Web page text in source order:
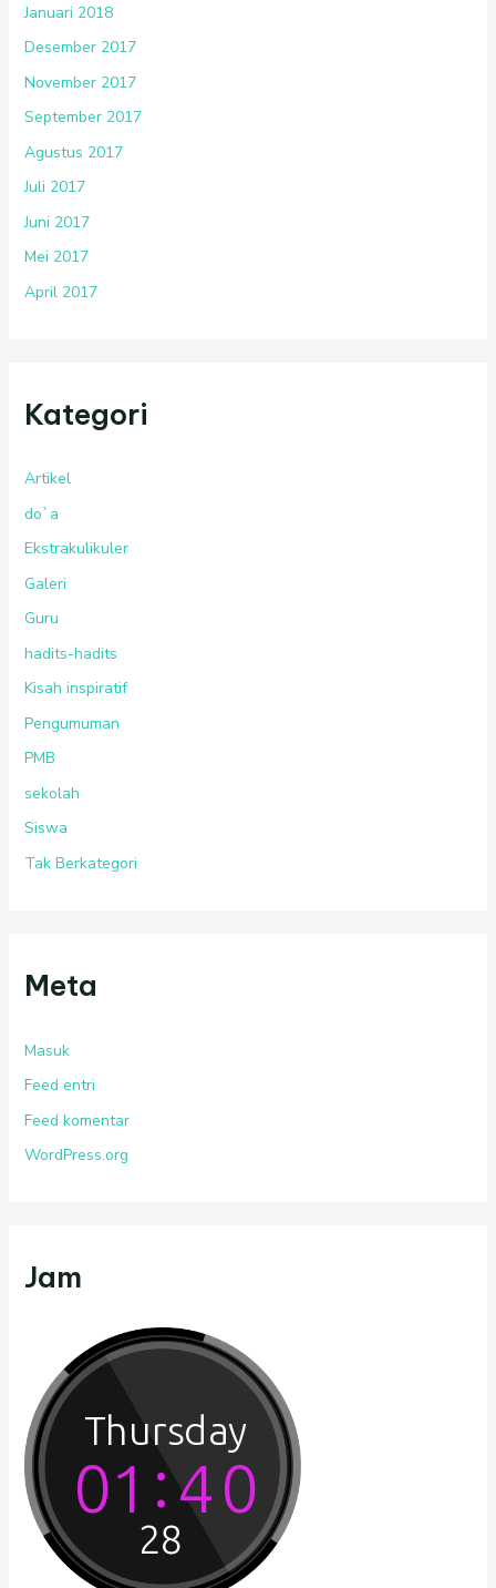
Januari 2018
Desember 2017
November 2017
September 2017
Agustus 2017
Juli 2017
Juni 2017
Mei 2017
April 2017
Kategori
Artikel
do`a
Ekstrakulikuler
Galeri
Guru
hadits-hadits
Kisah inspiratif
Pengumuman
PMB
sekolah
Siswa
Tak Berkategori
Meta
Masuk
Feed entri
Feed komentar
WordPress.org
Jam